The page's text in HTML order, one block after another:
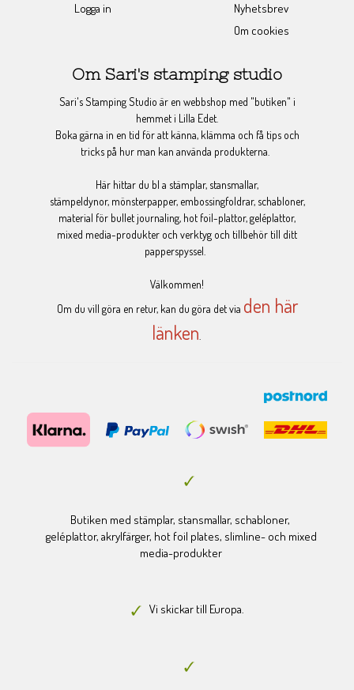
Logga in
Nyhetsbrev
Om cookies
Om Sari's stamping studio
Sari's Stamping Studio är en webbshop med "butiken" i
hemmet i Lilla Edet.
Boka gärna in en tid för att känna, klämma och få tips och
tricks på hur man kan använda produkterna.
Här hittar du bl a stämplar, stansmallar,
stämpeldynor, mönsterpapper, embossingfoldrar, schabloner,
material för bullet journaling, hot foil-plattor, geléplattor,
mixed media-produkter och verktyg och tillbehör till ditt
papperspyssel.
Välkommen!
Om du vill göra en retur, kan du göra det via den här
länken.
Butiken med stämplar, stansmallar, schabloner,
geléplattor, akrylfärger, hot foil plates, slimline- och mixed
media-produkter
Vi skickar till Europa.